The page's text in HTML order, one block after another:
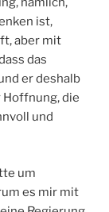
ist,
aber mit
das
er deshalb
die
und
um
es mir mit